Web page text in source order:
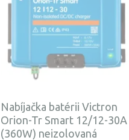
Nabíjačka batérii Victron
Orion-Tr Smart 12/12-30A
(360W) neizolovaná